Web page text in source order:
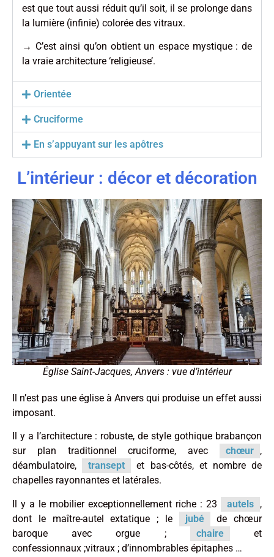
est que tout aussi réduit qu’il soit, il se prolonge dans
la lumière (infinie) colorée des vitraux.
→ C’est ainsi qu’on obtient un espace mystique : de
la vraie architecture ‘religieuse’.
Orientée
Cruciforme
En s’appuyant sur les apôtres
L’intérieur : décor et décoration
Église Saint-Jacques, Anvers : vue d’intérieur
Il n’est pas une église à Anvers qui produise un effet aussi
imposant.
Il y a l’architecture : robuste, de style gothique brabançon
sur plan traditionnel cruciforme, avec
chœur ,
déambulatoire,
transept
et bas-côtés, et nombre de
chapelles rayonnantes et latérales.
Il y a le mobilier exceptionnellement riche : 23 autels ,
dont le maître-autel extatique ; le
jubé
de chœur
baroque avec orgue ;
chaire
et
confessionnaux ;vitraux ; d’innombrables épitaphes …